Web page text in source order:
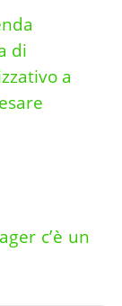
di
a
c’è un